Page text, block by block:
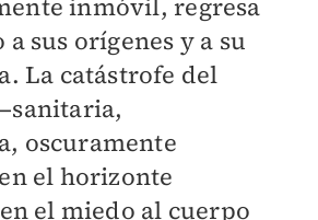
inmóvil, regresa
a sus orígenes y a su
La catástrofe del
oscuramente
el horizonte
el miedo al cuerpo